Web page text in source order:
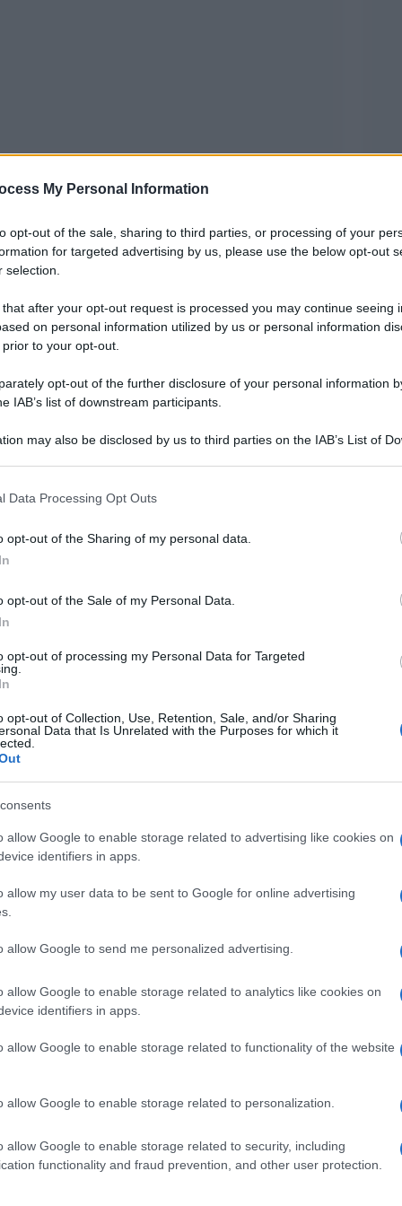
My Personal Information
opt-out of the sale, sharing to third parties, or processing of your
for targeted advertising by us, please use the below opt-out
selection.
that after your opt-out request is processed you may continue seeing
on personal information utilized by us or personal information
to your opt-out.
opt-out of the further disclosure of your personal information
IAB’s list of downstream participants.
may also be disclosed by us to third parties on the IAB’s List of
including but not limited to your visit or usage behaviour. You may click
to Google and its third-party tags to use your data for below specified
consent section.
Data Processing Opt Outs
opt-out of the Sharing of my personal data.
opt-out of the Sale of my Personal Data.
opt-out of processing my Personal Data for Targeted
opt-out of Collection, Use, Retention, Sale, and/or Sharing
Data that Is Unrelated with the Purposes for which it
allow Google to enable storage related to advertising like cookies on
identifiers in apps.
allow my user data to be sent to Google for online advertising
allow Google to send me personalized advertising.
allow Google to enable storage related to analytics like cookies on
identifiers in apps.
allow Google to enable storage related to functionality of the website
allow Google to enable storage related to personalization.
allow Google to enable storage related to security, including
functionality and fraud prevention, and other user protection.
di tattica, costruzione dal basso e
mettere la palla in rete. E chi nasce con questa
quando tutto sembra cambiare intorno. In
tra tre fuoriclasse che rappresentano tre
più antico e affascinante del calcio, quello
contro l’Algeria, una doppietta di Kylian
doppia firma di Erling Haaland nella
organizzati, occupazione degli spazi, dati
ricordato, nel modo più semplice e
esistono ancora. Anzi, non hanno mai
modulo, si possono studiare nuove
ma chi possiede l’istinto del gol conserva
È un dono che resiste al tempo, agli allenatori
A trentanove anni e a quasi vent’anni
continua a leggere le partite con qualche
I suoi tre gol non sono soltanto numeri da
ma sono la prova che il talento, quando
forma, magari perde qualcosa in velocità, ma
di scegliere il momento esatto in cui
e sarà il marcatore principe della
della modernità. Velocità devastante,
a un’altra categoria atletica, fame
le occasioni fallite per poco,
per l’intera gara. Quando parte, gli avversari
Il
di